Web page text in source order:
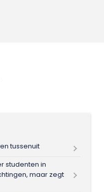
tussenuit
studenten in
maar zegt